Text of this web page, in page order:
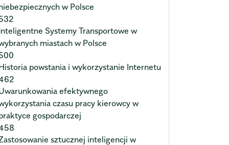
w Polsce
Systemy Transportowe w
miastach w Polsce
powstania i wykorzystanie Internetu
efektywnego
czasu pracy kierowcy w
gospodarczej
sztucznej inteligencji w